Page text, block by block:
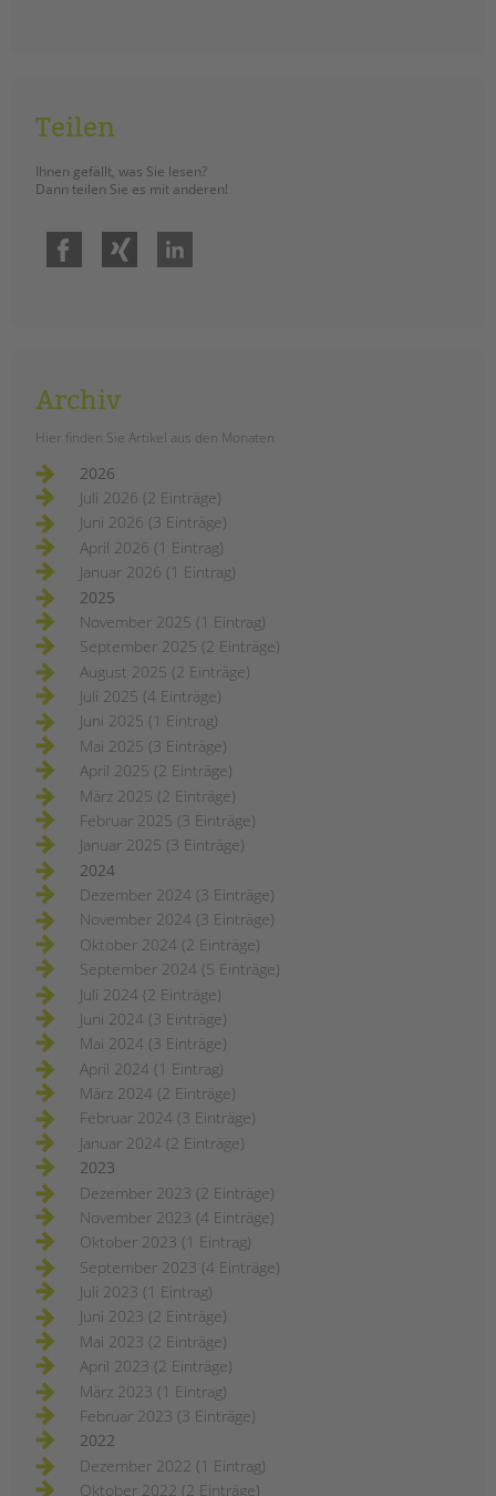
Teilen
Ihnen gefällt, was Sie lesen?
Dann teilen Sie es mit anderen!
Facebook
Archiv
Hier finden Sie Artikel aus den Monaten
2026
Juli 2026 (2 Einträge)
Juni 2026 (3 Einträge)
April 2026 (1 Eintrag)
Januar 2026 (1 Eintrag)
2025
November 2025 (1 Eintrag)
September 2025 (2 Einträge)
August 2025 (2 Einträge)
Juli 2025 (4 Einträge)
Juni 2025 (1 Eintrag)
Mai 2025 (3 Einträge)
April 2025 (2 Einträge)
März 2025 (2 Einträge)
Februar 2025 (3 Einträge)
Januar 2025 (3 Einträge)
2024
Dezember 2024 (3 Einträge)
November 2024 (3 Einträge)
Oktober 2024 (2 Einträge)
September 2024 (5 Einträge)
Juli 2024 (2 Einträge)
Juni 2024 (3 Einträge)
Mai 2024 (3 Einträge)
April 2024 (1 Eintrag)
März 2024 (2 Einträge)
Februar 2024 (3 Einträge)
Januar 2024 (2 Einträge)
2023
Dezember 2023 (2 Einträge)
November 2023 (4 Einträge)
Oktober 2023 (1 Eintrag)
September 2023 (4 Einträge)
Juli 2023 (1 Eintrag)
Juni 2023 (2 Einträge)
Mai 2023 (2 Einträge)
April 2023 (2 Einträge)
März 2023 (1 Eintrag)
Februar 2023 (3 Einträge)
2022
Dezember 2022 (1 Eintrag)
Oktober 2022 (2 Einträge)